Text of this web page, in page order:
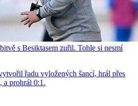
s Besiktasem zuřil. Tohle si nesmí
řadu vyložených šancí, hrál přes
a prohrál 0:1.